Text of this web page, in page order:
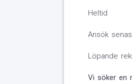
Heltid
Ansök
Löpande
Vi söker en